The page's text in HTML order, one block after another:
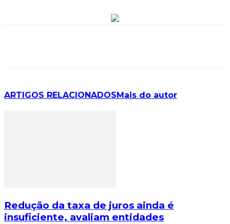
ARTIGOS RELACIONADOS Mais do autor
Redução da taxa de juros ainda é
insuficiente, avaliam entidades